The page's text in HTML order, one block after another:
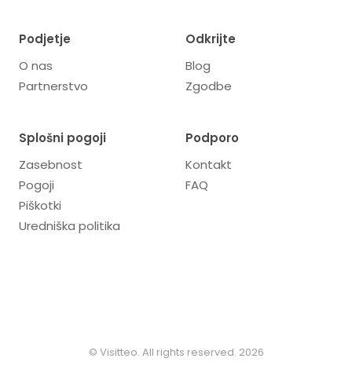
Podjetje
O nas
Partnerstvo
Odkrijte
Blog
Zgodbe
Splošni pogoji
Zasebnost
Pogoji
Piškotki
Uredniška politika
Podporo
Kontakt
FAQ
© Visitteo. All rights reserved. 2026